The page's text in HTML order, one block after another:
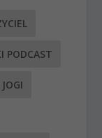
PODCAST